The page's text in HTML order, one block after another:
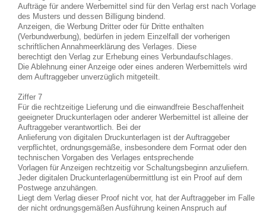
Aufträge für andere Werbemittel sind für den Verlag erst nach Vorlage
des Musters und dessen Billigung bindend.
Anzeigen, die Werbung Dritter oder für Dritte enthalten
(Verbundwerbung), bedürfen in jedem Einzelfall der vorherigen
schriftlichen Annahmeerklärung des Verlages. Diese
berechtigt den Verlag zur Erhebung eines Verbundaufschlages.
Die Ablehnung einer Anzeige oder eines anderen Werbemittels wird
dem Auftraggeber unverzüglich mitgeteilt.
Ziffer 7
Für die rechtzeitige Lieferung und die einwandfreie Beschaffenheit
geeigneter Druckunterlagen oder anderer Werbemittel ist alleine der
Auftraggeber verantwortlich. Bei der
Anlieferung von digitalen Druckunterlagen ist der Auftraggeber
verpflichtet, ordnungsgemäße, insbesondere dem Format oder den
technischen Vorgaben des Verlages entsprechende
Vorlagen für Anzeigen rechtzeitig vor Schaltungsbeginn anzuliefern.
Jeder digitalen Druckunterlagenübermittlung ist ein Proof auf dem
Postwege anzuhängen.
Liegt dem Verlag dieser Proof nicht vor, hat der Auftraggeber im Falle
der nicht ordnungsgemäßen Ausführung keinen Anspruch auf